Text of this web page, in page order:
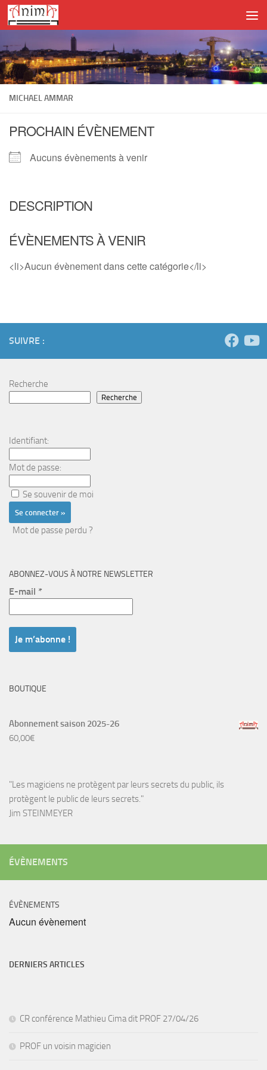
Skip to content
MICHAEL AMMAR
PROCHAIN ÉVÈNEMENT
Aucuns évènements à venir
DESCRIPTION
ÉVÈNEMENTS À VENIR
<li>Aucun évènement dans cette catégorie</li>
SUIVRE :
Recherche
Recherche
Identifiant:
Mot de passe:
Se souvenir de moi
Mot de passe perdu ?
ABONNEZ-VOUS À NOTRE NEWSLETTER
E-mail *
BOUTIQUE
Abonnement saison 2025-26
60,00€
"Les magiciens ne protègent par leurs secrets du public, ils
protègent le public de leurs secrets."
Jim STEINMEYER
ÉVÈNEMENTS
ÉVÈNEMENTS
Aucun évènement
DERNIERS ARTICLES
CR conférence Mathieu Cima dit PROF 27/04/26
PROF un voisin magicien